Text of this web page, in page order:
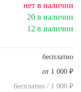
нет в наличии
20 в наличии
12 в наличии
бесплатно
от 1 000 ₽
бесплатно / 1 000 ₽